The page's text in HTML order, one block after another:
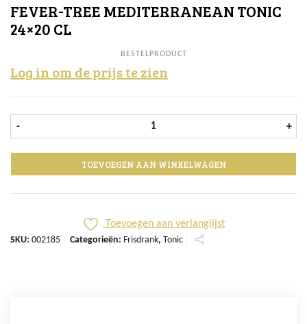
FEVER-TREE MEDITERRANEAN TONIC
24×20 CL
BESTELPRODUCT
Log in om de prijs te zien
- Fever-Tree Mediterranean Tonic
+
TOEVOEGEN AAN WINKELWAGEN
Toevoegen aan verlanglijst
SKU: 002185 Categorieën: Frisdrank, Tonic